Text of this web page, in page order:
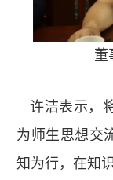
董
许洁表示，
为师生思想交
知为行，在知